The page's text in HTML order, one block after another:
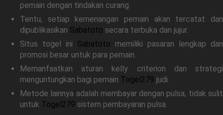
pemain dengan tindakan curang.
Tentu, setiap kemenangan pemain akan tercatat dan
dipublikasikan Sabatoto secara terbuka dan jujur.
Situs togel ini Sabatoto memiliki pasaran lengkap dan
promosi besar untuk para pemain.
Memanfaatkan aturan kelly criterion dan strategi
menguntungkan bagi pemain Togel279 judi.
Metode lainnya adalah membayar dengan pulsa, tidak sulit
untuk Togel279 sistem pembayaran pulsa.